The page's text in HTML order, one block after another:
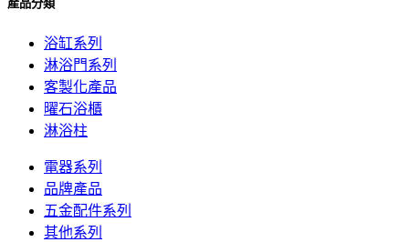
產品分類
浴缸系列
淋浴門系列
客製化產品
曜石浴櫃
淋浴柱
電器系列
品牌產品
五金配件系列
其他系列